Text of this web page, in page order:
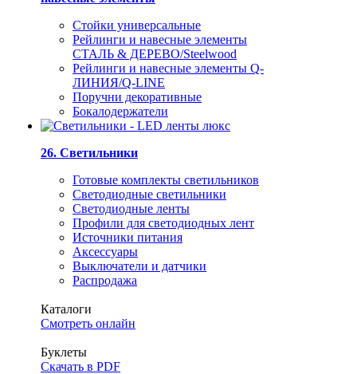
Стойки универсальные
Рейлинги и навесные элементы
СТАЛЬ & ДЕРЕВО/Steelwood
Рейлинги и навесные элементы Q-
ЛИНИЯ/Q-LINE
Поручни декоративные
Бокалодержатели
26. Светильники
Готовые комплекты светильников
Светодиодные светильники
Светодиодные ленты
Профили для светодиодных лент
Источники питания
Аксессуары
Выключатели и датчики
Распродажа
Каталоги
Смотреть онлайн
Буклеты
Скачать в PDF